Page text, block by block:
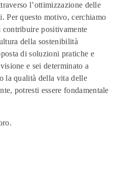
l’ottimizzazione delle
Per questo motivo, cerchiamo
contribuire positivamente
della sostenibilità
di soluzioni pratiche e
e sei determinato a
la qualità della vita delle
potresti essere fondamentale